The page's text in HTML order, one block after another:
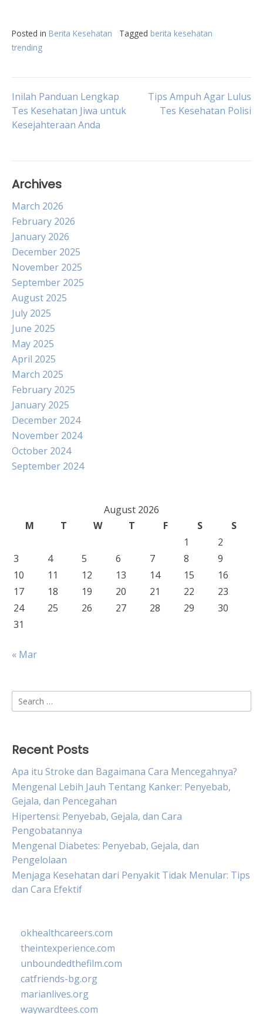
Posted in Berita Kesehatan Tagged berita kesehatan
trending
Post
navigation
Inilah Panduan Lengkap
Tes Kesehatan Jiwa untuk
Kesejahteraan Anda
Tips Ampuh Agar Lulus
Tes Kesehatan Polisi
Archives
March 2026
February 2026
January 2026
December 2025
November 2025
September 2025
August 2025
July 2025
June 2025
May 2025
April 2025
March 2025
February 2025
January 2025
December 2024
November 2024
October 2024
September 2024
August 2026
M
T W T F S
S
1
2
3
4 5 6 7 8
9
10
11 12 13 14 15
16
17
18 19 20 21 22
23
24
25 26 27 28 29
30
31
« Mar
Search
for:
Recent Posts
Apa itu Stroke dan Bagaimana Cara Mencegahnya?
Mengenal Lebih Jauh Tentang Kanker: Penyebab,
Gejala, dan Pencegahan
Hipertensi: Penyebab, Gejala, dan Cara
Pengobatannya
Mengenal Diabetes: Penyebab, Gejala, dan
Pengelolaan
Menjaga Kesehatan dari Penyakit Tidak Menular: Tips
dan Cara Efektif
okhealthcareers.com
theintexperience.com
unboundedthefilm.com
catfriends-bg.org
marianlives.org
waywardtees.com